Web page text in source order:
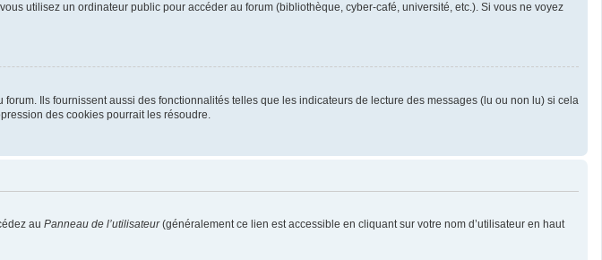
utilisez un ordinateur public pour accéder au forum (bibliothèque, cyber-café, université, etc.). Si vous ne voyez
Ils fournissent aussi des fonctionnalités telles que les indicateurs de lecture des messages (lu ou non lu) si cela
des cookies pourrait les résoudre.
au Panneau de l’utilisateur(généralement ce lien est accessible en cliquant sur votre nom d’utilisateur en haut